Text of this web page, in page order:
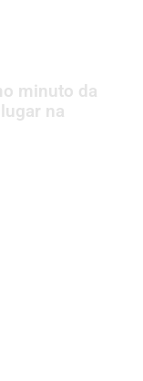
minuto da
na